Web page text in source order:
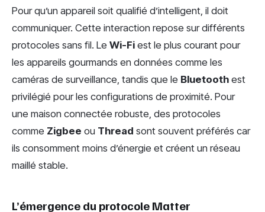
Pour qu’un appareil soit qualifié d’intelligent, il doit
communiquer. Cette interaction repose sur différents
protocoles sans fil. Le Wi-Fi est le plus courant pour
les appareils gourmands en données comme les
caméras de surveillance, tandis que le Bluetooth est
privilégié pour les configurations de proximité. Pour
une maison connectée robuste, des protocoles
comme Zigbee ou Thread sont souvent préférés car
ils consomment moins d’énergie et créent un réseau
maillé stable.
L’émergence du protocole Matter